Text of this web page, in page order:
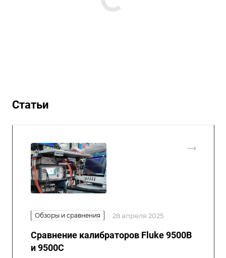
Статьи
Обзоры и сравнения 28 апреля 2025
Сравнение калибраторов Fluke 9500B
и 9500C